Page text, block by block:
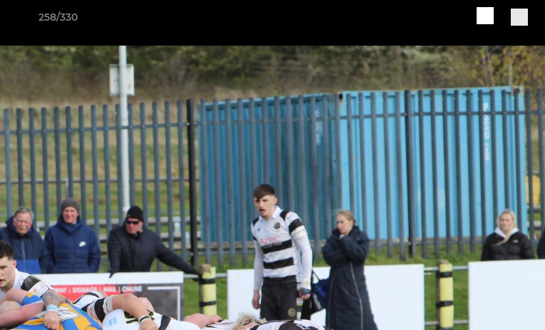
258/330